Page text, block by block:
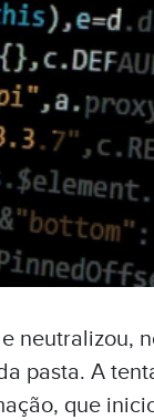
neutralizou,
pasta. A
que